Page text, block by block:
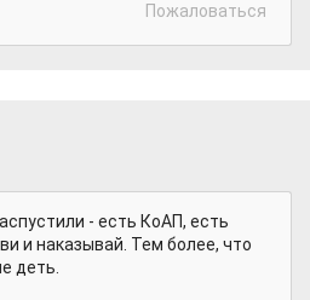
Пожаловаться
- есть КоАП, есть
и наказывай. Тем более, что
деть.